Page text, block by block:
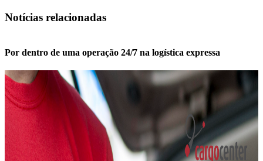
Notícias relacionadas
Por dentro de uma operação 24/7 na logística expressa